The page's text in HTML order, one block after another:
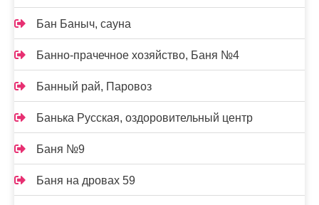
Бан Баныч, сауна
Банно-прачечное хозяйство, Баня №4
Банный рай, Паровоз
Банька Русская, оздоровительный центр
Баня №9
Баня на дровах 59